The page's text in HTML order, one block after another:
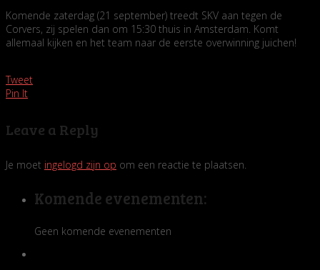
Komende zaterdag (21 september) treedt SKV aan tegen de
Corvers, zij spelen dan om 15:30 thuis in Amsterdam. Komt
allemaal kijken en het team naar de eerste overwinning juichen!
Tweet
Pin It
Leave a Reply
Je moet ingelogd zijn op om een reactie te plaatsen.
Komende evenementen:
Geen komende evenementen